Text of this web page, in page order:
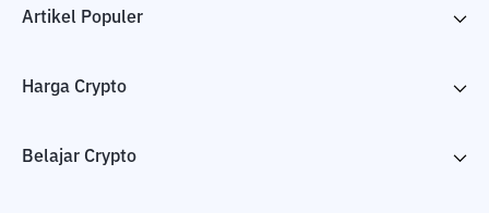
Artikel Populer
Harga Crypto
Belajar Crypto